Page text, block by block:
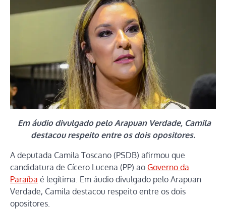
Em áudio divulgado pelo Arapuan Verdade, Camila
destacou respeito entre os dois opositores.
A deputada Camila Toscano (PSDB) afirmou que
candidatura de Cícero Lucena (PP) ao Governo da
Paraíba é legítima. Em áudio divulgado pelo Arapuan
Verdade, Camila destacou respeito entre os dois
opositores.